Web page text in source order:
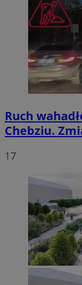
Ruch
Chebziu.
17